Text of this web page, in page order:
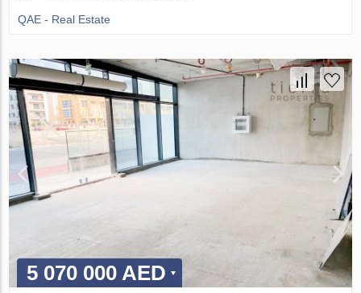
QAE - Real Estate
5 070 000 AED